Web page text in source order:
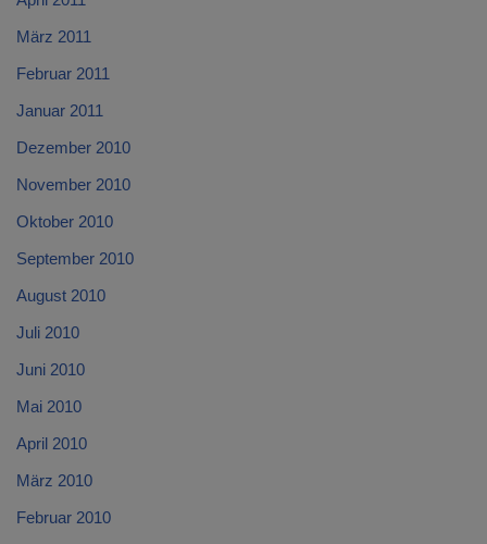
März 2011
Februar 2011
Januar 2011
Dezember 2010
November 2010
Oktober 2010
September 2010
August 2010
Juli 2010
Juni 2010
Mai 2010
April 2010
März 2010
Februar 2010